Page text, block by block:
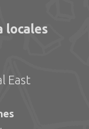
locales
East